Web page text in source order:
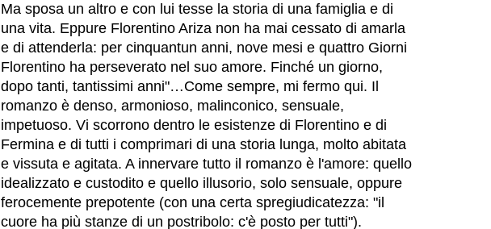
Ma sposa un altro e con lui tesse la storia di una famiglia e di
una vita. Eppure Florentino Ariza non ha mai cessato di amarla
e di attenderla: per cinquantun anni, nove mesi e quattro Giorni
Florentino ha perseverato nel suo amore. Finché un giorno,
dopo tanti, tantissimi anni"…Come sempre, mi fermo qui. Il
romanzo è denso, armonioso, malinconico, sensuale,
impetuoso. Vi scorrono dentro le esistenze di Florentino e di
Fermina e di tutti i comprimari di una storia lunga, molto abitata
e vissuta e agitata. A innervare tutto il romanzo è l'amore: quello
idealizzato e custodito e quello illusorio, solo sensuale, oppure
ferocemente prepotente (con una certa spregiudicatezza: "il
cuore ha più stanze di un postribolo: c'è posto per tutti").